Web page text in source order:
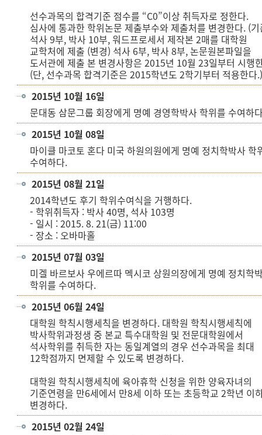
선수과목의 합격기준 점수를 “C0”이상 취득자로 정한다.
심사에 통과한 학위논문 제출부수와 제출처를 변경한다. (
석사 9부, 박사 10부, 워드프로세서 제작본 2매를 대학원
교학처에 제출 (변경) 석사 6부, 박사 8부, 논문원본파일을
도서관에 제출 본 변경사항은 2015년 10월 23일부터 시행
(단, 선수과목 합격기준은 2015학년도 2학기부터 적용한다
2015년 10월 16일
문대동 삼문그룹 회장에게 명예 경영학박사 학위를 수여하
2015년 10월 08일
마이클 마코토 혼다 미국 하원의원에게 명예 정치학박사 학
수여하다.
2015년 08월 21일
2014학년도 후기 학위수여식을 거행하다.
- 학위취득자 : 박사 40명, 석사 103명
- 일시 : 2015. 8. 21(금) 11:00
- 장소 : 오바마홀
2015년 07월 03일
미겔 바르보사 우에르따 멕시코 상원의장에게 명예 정치학
학위를 수여하다.
2015년 06월 24일
대학원 학칙시행세칙을 변경하다. 대학원 학칙시행세칙에
박사학위과정생 중 본교 특수대학원 및 전문대학원에서
석사학위를 취득한 자는 동일계열의 경우 선수과목을 최대
12학점까지 면제할 수 있도록 변경하다.
대학원 학칙시행세칙에 육아휴학 신청을 위한 양육자녀의
기준연령을 만6세에서 만8세 이하 또는 초등학교 2학년 이
변경하다.
2015년 02월 24일